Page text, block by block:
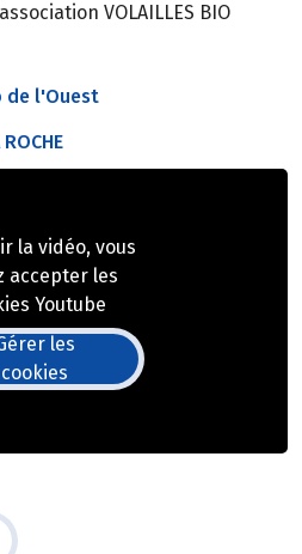
VOLAILLES BIO
de l'Ouest
la vidéo, vous
accepter les
Youtube
les
cookies